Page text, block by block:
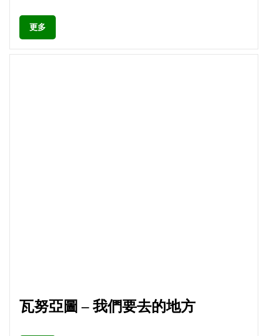
更多
瓦努亞圖 – 我們要去的地方